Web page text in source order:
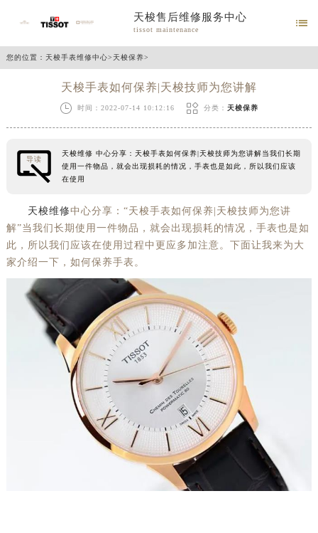
天梭售后维修服务中心
tissot maintenance

您的位置： 天梭手表维修中心>天梭保养>
天梭手表如何保养|天梭技师为您讲解
 时间：2022-07-14 10:12:16  分类： 天梭保养
导读
天梭维修 中心分享：天梭手表如何保养|天梭技师为您讲解当我们长期
使用一件物品，就会出现损耗的情况，手表也是如此，所以我们应该
在使用
天梭维修中心分享：“天梭手表如何保养|天梭技师为您讲
解”当我们长期使用一件物品，就会出现损耗的情况，手表也是如
此，所以我们应该在使用过程中更应多加注意。下面让我来为大
家介绍一下，如何保养手表。